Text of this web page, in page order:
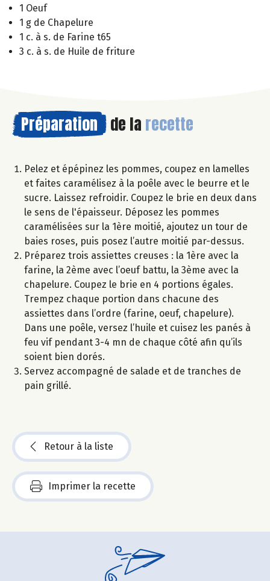
1 Oeuf
1 g de Chapelure
1 c. à s. de Farine t65
3 c. à s. de Huile de friture
Préparation de la recette
Pelez et épépinez les pommes, coupez en lamelles
et faites caramélisez à la poêle avec le beurre et le
sucre. Laissez refroidir. Coupez le brie en deux dans
le sens de l'épaisseur. Déposez les pommes
caramélisées sur la 1ère moitié, ajoutez un tour de
baies roses, puis posez l’autre moitié par-dessus.
Préparez trois assiettes creuses : la 1ère avec la
farine, la 2ème avec l’oeuf battu, la 3ème avec la
chapelure. Coupez le brie en 4 portions égales.
Trempez chaque portion dans chacune des
assiettes dans l’ordre (farine, oeuf, chapelure).
Dans une poêle, versez l’huile et cuisez les panés à
feu vif pendant 3-4 mn de chaque côté afin qu’ils
soient bien dorés.
Servez accompagné de salade et de tranches de
pain grillé.
Retour à la liste
Imprimer la recette